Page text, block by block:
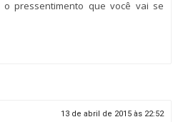
o pressentimento que você vai se
13 de abril de 2015 às 22:52